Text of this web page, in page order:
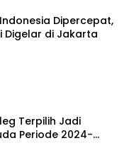
Dipercepat,
Digelar di Jakarta
Terpilih Jadi
Periode 2024-